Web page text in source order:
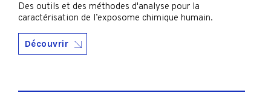
Des outils et des méthodes d'analyse pour la
caractérisation de l’exposome chimique humain.
Découvrir